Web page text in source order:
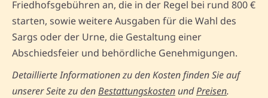
Friedhofsgebühren an, die in der Regel bei rund 800 €
starten, sowie weitere Ausgaben für die Wahl des
Sargs oder der Urne, die Gestaltung einer
Abschiedsfeier und behördliche Genehmigungen.
Detaillierte Informationen zu den Kosten finden Sie auf
unserer Seite zu denBestattungskosten undPreisen.